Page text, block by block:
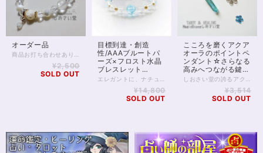
オーダー品
¥2,500
SOLD OUT
目標到達・創造
性/AAAブルートパ
ーズ×フロスト水晶
ブレスレット
15.5cm
¥14,800
SOLD OUT
こころを磨くアクア
オーラのポイントペ
ンダント☆さらなる
高みへつながる鍵
を…
¥3,514
SOLD OUT